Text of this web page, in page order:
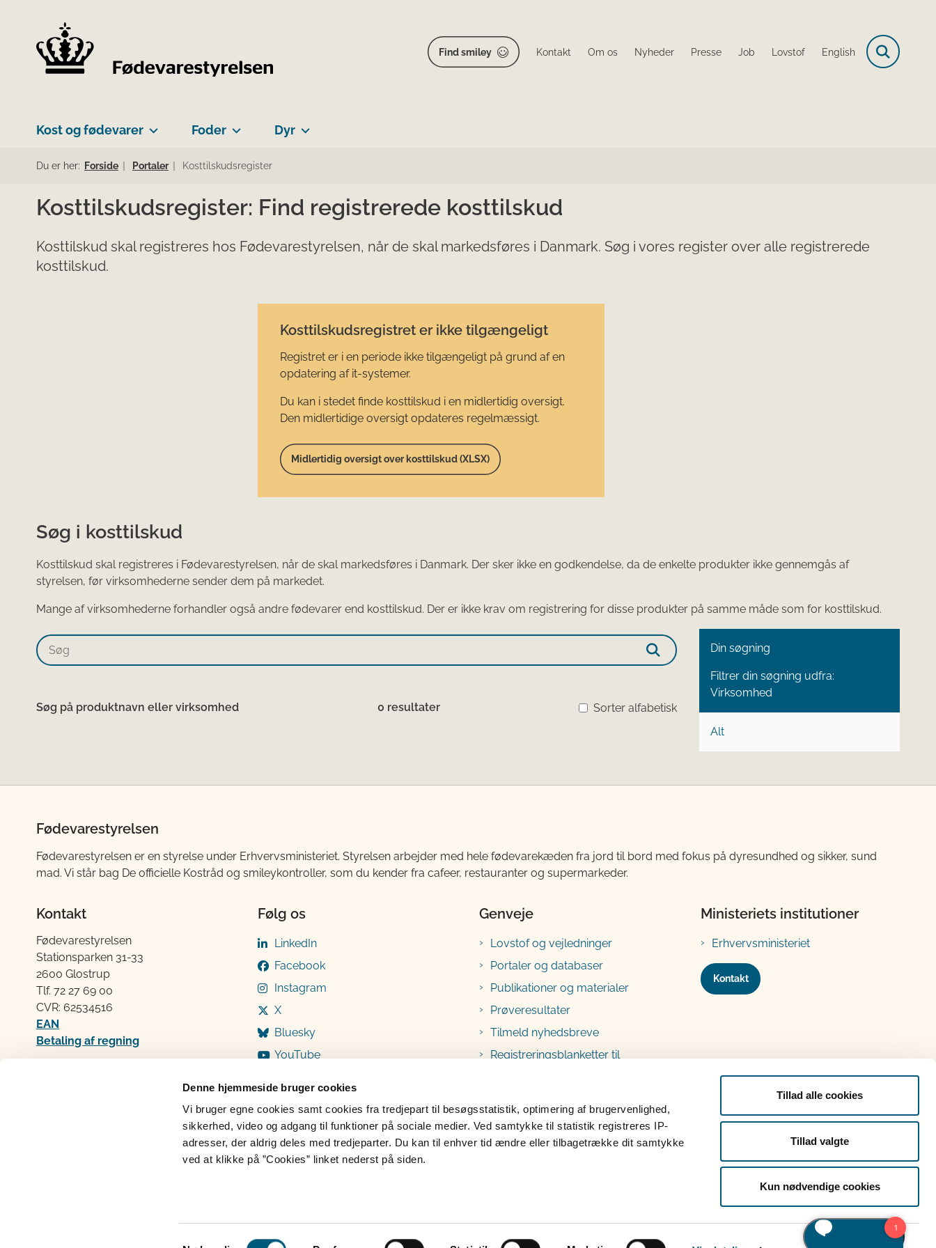
Denne hjemmeside bruger cookies
Vi bruger egne cookies samt cookies fra tredjepart til besøgsstatistik, optimering af brugervenlighed,
sikkerhed, video og adgang til funktioner på sociale medier. Ved samtykke til statistik registreres IP-
adresser, der aldrig deles med tredjeparter. Du kan til enhver tid ændre eller tilbagetrække dit samtykke
ved at klikke på ”Cookies” linket nederst på siden.
Samtykkevalg
Tillad alle cookies
Tillad valgte
Kun nødvendige cookies
Find smiley Kontakt Om os Nyheder Presse Job Lovstof English
Kost og fødevarer Foder Dyr
Du er her: Forside Portaler Kosttilskudsregister
Kosttilskudsregister: Find registrerede kosttilskud
Kosttilskud skal registreres hos Fødevarestyrelsen, når de skal markedsføres i Danmark. Søg i vores register over alle registrerede
kosttilskud.
Kosttilskudsregistret er ikke tilgængeligt
Registret er i en periode ikke tilgængeligt på grund af en
opdatering af it-systemer.
Du kan i stedet finde kosttilskud i en midlertidig oversigt.
Den midlertidige oversigt opdateres regelmæssigt.
Midlertidig oversigt over kosttilskud (XLSX)
Søg i kosttilskud
Kosttilskud skal registreres i Fødevarestyrelsen, når de skal markedsføres i Danmark. Der sker ikke en godkendelse, da de enkelte produkter ikke gennemgås af
styrelsen, før virksomhederne sender dem på markedet.
Mange af virksomhederne forhandler også andre fødevarer end kosttilskud. Der er ikke krav om registrering for disse produkter på samme måde som for kosttilskud.​​​​​​
Søg på produktnavn eller virksomhed 0 resultater Sorter alfabetisk
Din søgning
Filtrer din søgning udfra:
Virksomhed
Alt
Fødevarestyrelsen
Fødevarestyrelsen er en styrelse under Erhvervsministeriet. Styrelsen arbejder med hele fødevarekæden fra jord til bord med fokus på dyresundhed og sikker, sund
mad. Vi står bag De officielle Kostråd og smileykontroller, som du kender fra cafeer, restauranter og supermarkeder.
Kontakt
Fødevarestyrelsen
Stationsparken 31-33
2600 Glostrup
Tlf. 72 2​​​7 69 00
CVR: 62534516
EAN
Betaling af regning
Følg os
LinkedIn
Facebook
Instagram
X
Bluesky
YouTube
Genveje
Lovstof og vejledninger
Portaler og databaser
Publikationer og materialer
Prøveresultater
Tilmeld nyhedsbreve
Registreringsblanketter til
Ministeriets institutioner
Erhvervsministeriet
Kontakt
Persondatabeskyttelse Tilgængelighedserklæring Klage